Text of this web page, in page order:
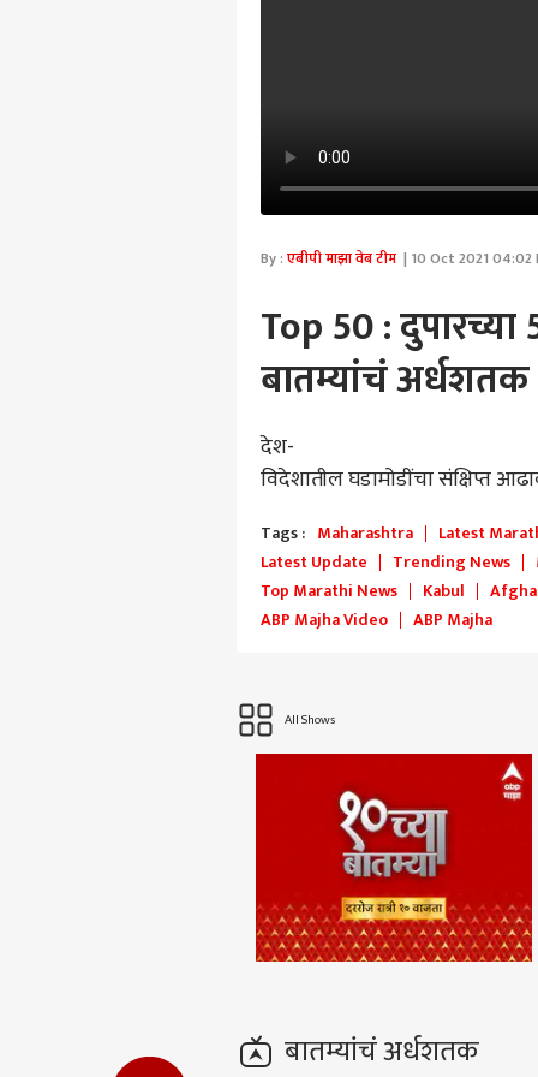
By : एबीपी माझा वेब टीम | 10 Oct 2021 04:02
Top 50 : दुपारच्या
बातम्यांचं
देश-
विदेशातीलघडामोडींचासंक्षिप्त
Tags : Maharashtra Latest
Latest Update
Trending News
Top Marathi News
Kabul
ABP Majha Video
ABP Majha
All Shows
बातम्यांचं अर्धशतक
हॅलो गेस्ट
आमच्यासोबत जाहिरात करा
प्रायव्हसी पॉलिसी
संपर्क साधा
आमच्याबद्दल